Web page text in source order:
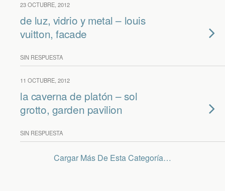
23 OCTUBRE, 2012
de luz, vidrio y metal – louis
vuitton, facade
SIN RESPUESTA
11 OCTUBRE, 2012
la caverna de platón – sol
grotto, garden pavilion
SIN RESPUESTA
Cargar Más De Esta Categoría…